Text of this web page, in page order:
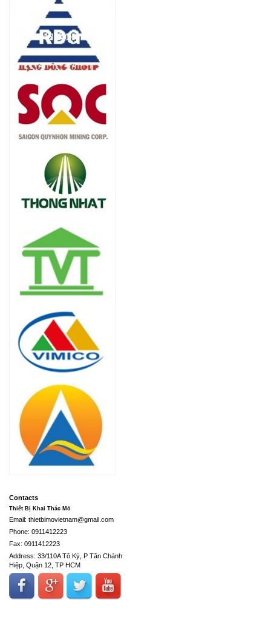
Contacts
Thiết Bị Khai Thác Mỏ
Email: thietbimovietnam@gmail.com
Phone: 0911412223
Fax: 0911412223
Address: 33/110A Tô Ký, P Tân Chánh
Hiệp, Quận 12, TP HCM